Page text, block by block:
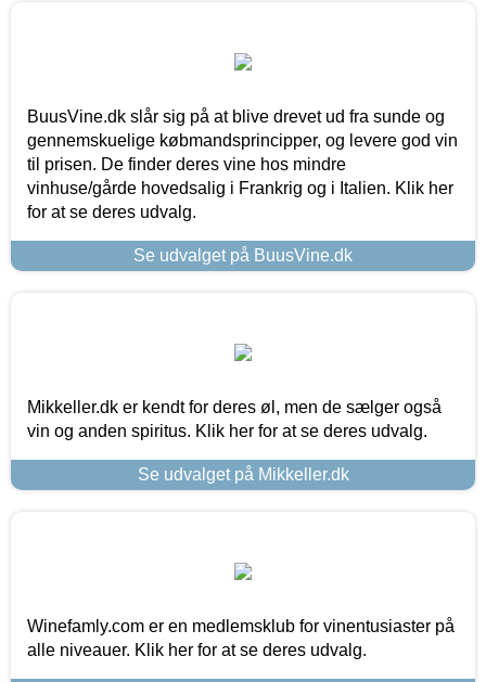
BuusVine.dk slår sig på at blive drevet ud fra sunde og
gennemskuelige købmandsprincipper, og levere god vin
til prisen. De finder deres vine hos mindre
vinhuse/gårde hovedsalig i Frankrig og i Italien. Klik her
for at se deres udvalg.
Se udvalget på BuusVine.dk
Mikkeller.dk er kendt for deres øl, men de sælger også
vin og anden spiritus. Klik her for at se deres udvalg.
Se udvalget på Mikkeller.dk
Winefamly.com er en medlemsklub for vinentusiaster på
alle niveauer. Klik her for at se deres udvalg.